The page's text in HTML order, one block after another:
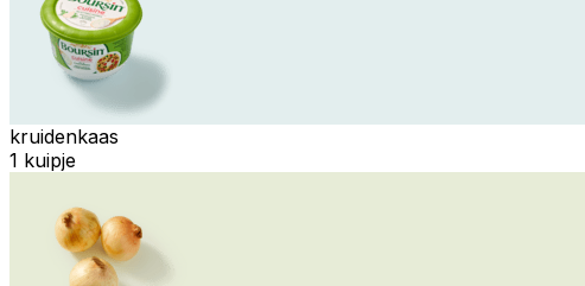
kruidenkaas
1 kuipje